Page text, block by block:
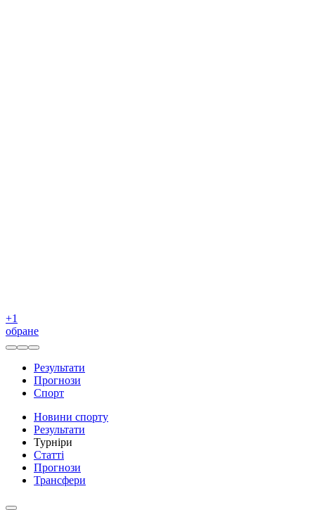
+1
обране
Результати
Прогнози
Спорт
Новини спорту
Результати
Турніри
Статті
Прогнози
Трансфери